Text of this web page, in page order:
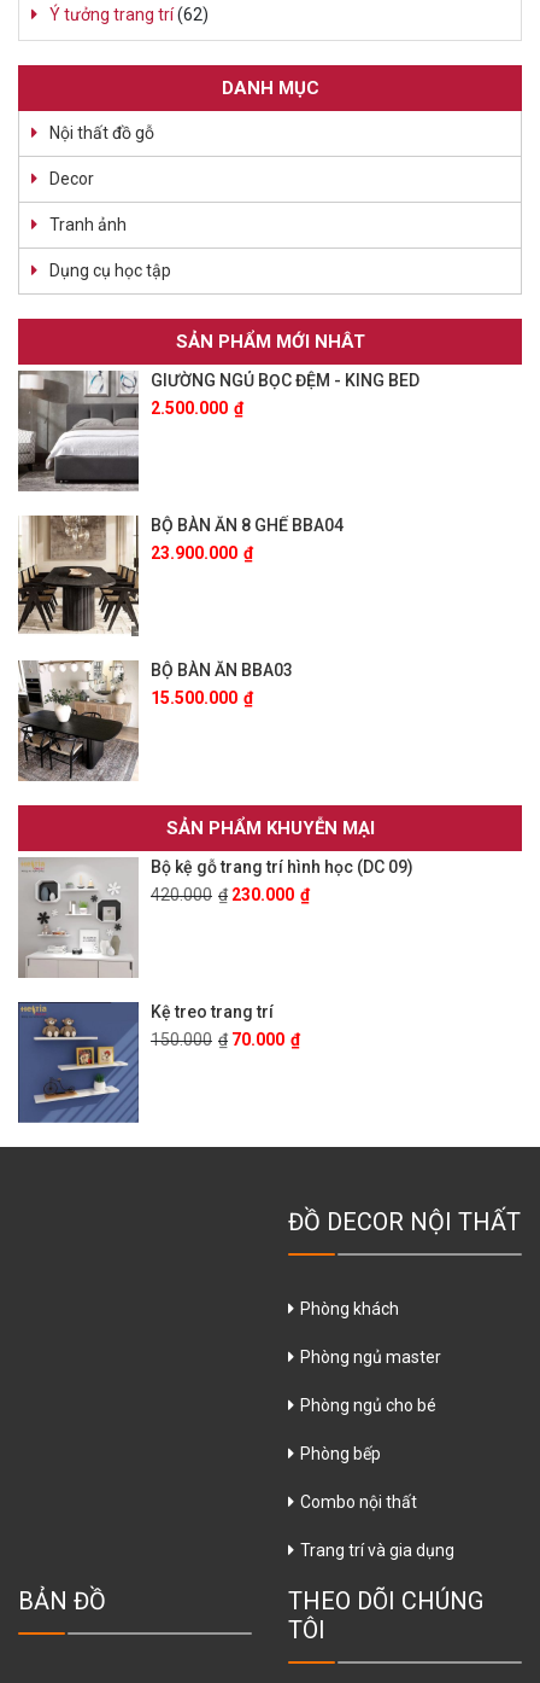
Ý tưởng trang trí(62)
DANH MỤC
Nội thất đồ gỗ
Decor
Tranh ảnh
Dụng cụ học tập
SẢN PHẨM MỚI NHÂT
GIƯỜNG NGỦ BỌC ĐỆM - KING BED
2.500.000 ₫
BỘ BÀN ĂN 8 GHẾ BBA04
23.900.000 ₫
BỘ BÀN ĂN BBA03
15.500.000 ₫
SẢN PHẨM KHUYỄN MẠI
Bộ kệ gỗ trang trí hình học (DC 09)
420.000 ₫ 230.000 ₫
Kệ treo trang trí
150.000 ₫ 70.000 ₫
ĐỒ DECOR NỘI THẤT
Phòng khách
Phòng ngủ master
Phòng ngủ cho bé
Phòng bếp
Combo nội thất
Trang trí và gia dụng
BẢN ĐỒ
THEO DÕI CHÚNG
TÔI